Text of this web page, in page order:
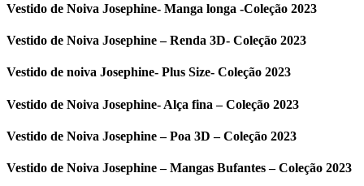
Vestido de Noiva Josephine- Manga longa -Coleção 2023
Vestido de Noiva Josephine – Renda 3D- Coleção 2023
Vestido de noiva Josephine- Plus Size- Coleção 2023
Vestido de Noiva Josephine- Alça fina – Coleção 2023
Vestido de Noiva Josephine – Poa 3D – Coleção 2023
Vestido de Noiva Josephine – Mangas Bufantes – Coleção 2023